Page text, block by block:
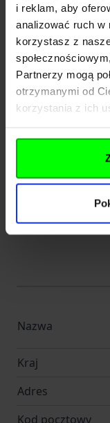
i reklam, aby
analizować ruch w
korzystasz z
Partnerzy mogą
otrzymanymi od
korzystania z ich
- instrukcja
- zestaw naklejek
- katalog
Producent
Nazwa
Kraj
Adres
Kod pocztowy